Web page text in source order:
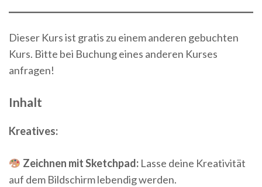
Dieser Kurs ist gratis zu einem anderen gebuchten
Kurs. Bitte bei Buchung eines anderen Kurses
anfragen!
Inhalt
Kreatives:
Zeichnen mit Sketchpad:Lasse deine Kreativität
auf dem Bildschirm lebendig werden.